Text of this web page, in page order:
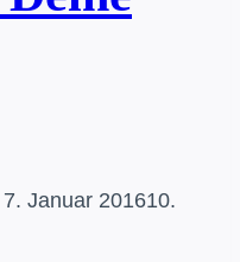
7. Januar 201610.